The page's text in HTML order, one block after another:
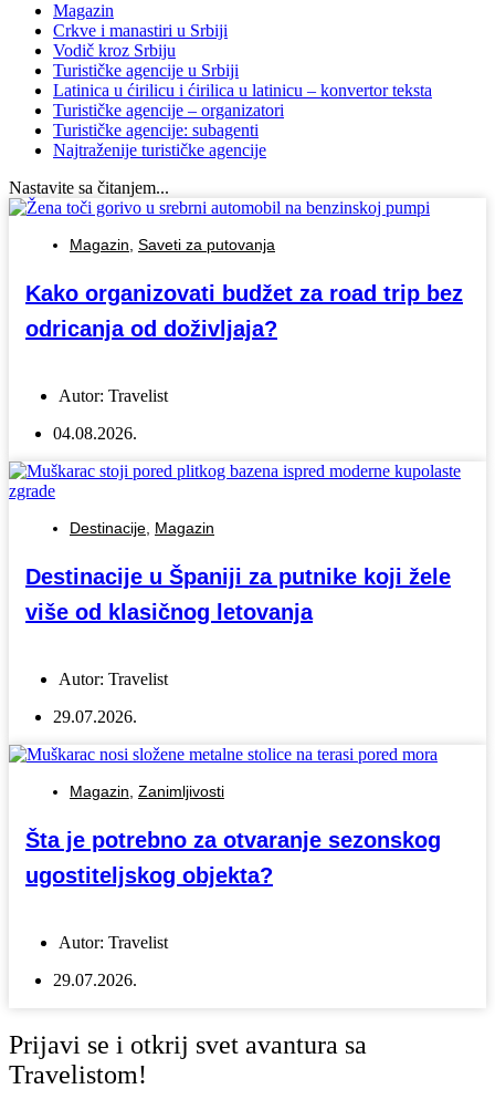
Magazin
Crkve i manastiri u Srbiji
Vodič kroz Srbiju
Turističke agencije u Srbiji
Latinica u ćirilicu i ćirilica u latinicu – konvertor teksta
Turističke agencije – organizatori
Turističke agencije: subagenti
Najtraženije turističke agencije
Nastavite sa čitanjem...
Magazin Saveti za putovanja
Kako organizovati budžet za road trip bez
odricanja od doživljaja?
Autor: Travelist
04.08.2026.
Destinacije Magazin
Destinacije u Španiji za putnike koji žele
više od klasičnog letovanja
Autor: Travelist
29.07.2026.
Magazin Zanimljivosti
Šta je potrebno za otvaranje sezonskog
ugostiteljskog objekta?
Autor: Travelist
29.07.2026.
Prijavi se i otkrij svet avantura sa
Travelistom!